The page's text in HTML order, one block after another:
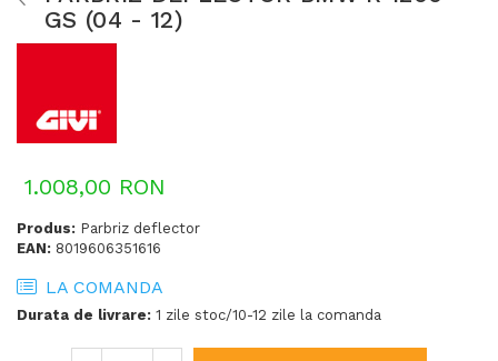
GS (04 - 12)
1.008,00 RON
Produs: Parbriz deflector
EAN: 8019606351616
LA COMANDA
Durata de livrare: 1 zile stoc/10-12 zile la comanda